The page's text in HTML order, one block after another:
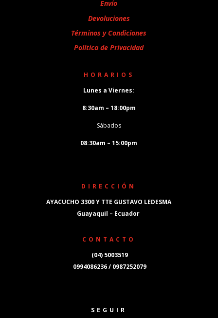
Envío
Devoluciones
Términos y Condiciones
Política de Privacidad
HORARIOS
Lunes a Viernes:
8:30am – 18:00pm
Sábados
08:30am – 15:00pm
DIRECCIÓN
AYACUCHO 3300 Y TTE GUSTAVO LEDESMA
Guayaquil – Ecuador
CONTACTO
(04) 5003519
0994086236 / 0987252079
SEGUIR